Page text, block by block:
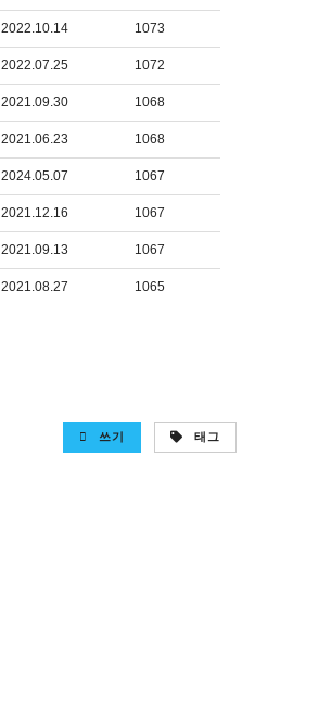
2022.10.14 1073
2022.07.25 1072
2021.09.30 1068
2021.06.23 1068
2024.05.07 1067
2021.12.16 1067
2021.09.13 1067
2021.08.27 1065
쓰기 태그